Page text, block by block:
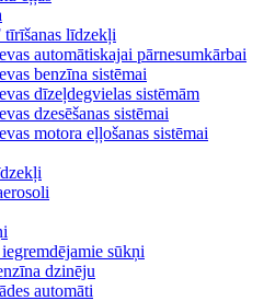
tīrīšanas līdzekļi
automātiskajai pārnesumkārbai
benzīna sistēmai
dīzeļdegvielas sistēmām
dzesēšanas sistēmai
motora eļļošanas sistēmai
sūkņi
dzinēju
automāti